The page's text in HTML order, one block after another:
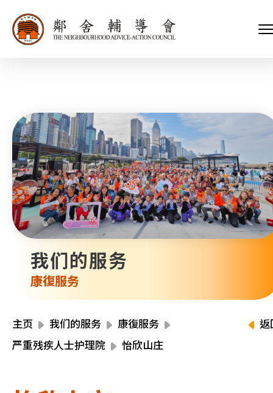
我们的服务
康復服务
主页 我们的服务
康復服务
严重残疾人士护理院
怡欣山庄
返
会长、副会长
执行委员会及总幹事
招标项目
关于我们
家庭及儿童福利服务
青少年服务
内地服务
教育服务
医疗衞生服务
社会企业
我们的服务
我们的伙伴
捐款方法
支持我们
新闻稿及媒体报导
会讯及刊物
活动报名
加入我们